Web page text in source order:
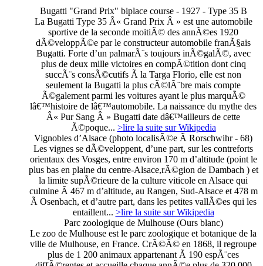
Bugatti "Grand Prix" biplace course - 1927 - Type 35 B
La Bugatti Type 35 Â« Grand Prix Â » est une automobile
sportive de la seconde moitiÃ© des annÃ©es 1920
dÃ©veloppÃ©e par le constructeur automobile franÃ§ais
Bugatti. Forte d’un palmarÃ¨s toujours inÃ©galÃ©, avec
plus de deux mille victoires en compÃ©tition dont cinq
succÃ¨s consÃ©cutifs Ã la Targa Florio, elle est non
seulement la Bugatti la plus cÃ©lÃ¨bre mais compte
Ã©galement parmi les voitures ayant le plus marquÃ©
lâ€™histoire de lâ€™automobile. La naissance du mythe des
Â« Pur Sang Â » Bugatti date dâ€™ailleurs de cette
Ã©poque... >lire la suite sur Wikipedia
Vignobles d’Alsace (photo localisÃ©e Ã Rorschwihr - 68)
Les vignes se dÃ©veloppent, d’une part, sur les contreforts
orientaux des Vosges, entre environ 170 m d’altitude (point le
plus bas en plaine du centre-Alsace,rÃ©gion de Dambach ) et
la limite supÃ©rieure de la culture viticole en Alsace qui
culmine Ã 467 m d’altitude, au Rangen, Sud-Alsace et 478 m
Ã Osenbach, et d’autre part, dans les petites vallÃ©es qui les
entaillent... >lire la suite sur Wikipedia
Parc zoologique de Mulhouse (Ours blanc)
Le zoo de Mulhouse est le parc zoologique et botanique de la
ville de Mulhouse, en France. CrÃ©Ã© en 1868, il regroupe
plus de 1 200 animaux appartenant Ã 190 espÃ¨ces